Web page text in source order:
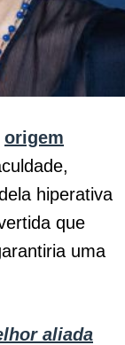
origem
hiperativa
que
uma
aliada